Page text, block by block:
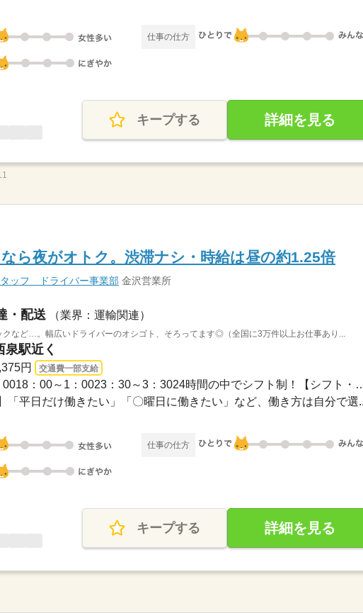
仕事の仕方
キープする 詳細を見る
ら夜がオトク。渋滞ナシ・時給は昼の約1.25倍
ッフ ドライバー事業部 金沢営業所
・配送 （業界：運輸関連）
クなど…。幅広いドライバーのオシゴト、そろってます◎（全国に3万件以上お仕事あり...
駅近く
円 交通費一部支給
長期 / 19：00～4：0018：00～1：0023：
「平日だけ働きたい」「〇曜日に働きたい」など、働き方は自分で選
仕事の仕方
キープする 詳細を見る